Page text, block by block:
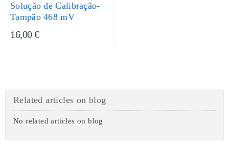
Solução de Calibração-
Tampão 468 mV
16,00 €
Related articles on blog
No related articles on blog